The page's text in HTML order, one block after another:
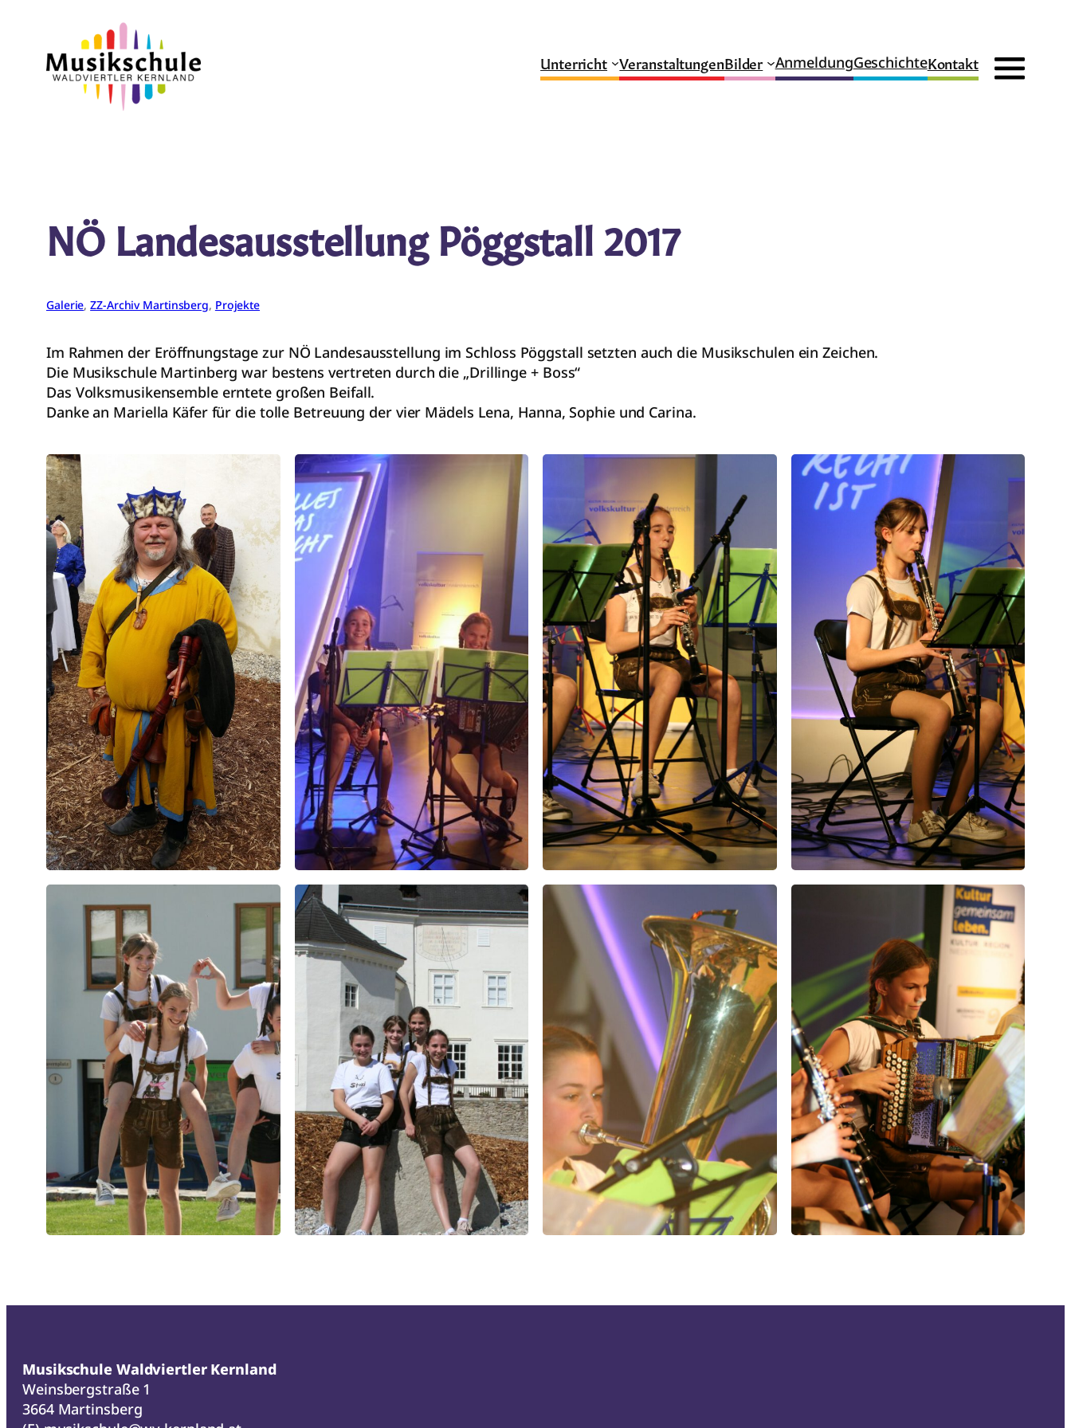
springen
Unterricht VeranstaltungenBilder AnmeldungGeschichteKontakt
NÖ Landesausstellung Pöggstall 2017
Galerie, ZZ-Archiv Martinsberg, Projekte
Im Rahmen der Eröffnungstage zur NÖ Landesausstellung im Schloss Pöggstall setzten auch die Musikschulen ein Zeichen.
Die Musikschule Martinberg war bestens vertreten durch die „Drillinge + Boss“
Das Volksmusikensemble erntete großen Beifall.
Danke an Mariella Käfer für die tolle Betreuung der vier Mädels Lena, Hanna, Sophie und Carina.
Musikschule Waldviertler Kernland
Weinsbergstraße 1
3664 Martinsberg